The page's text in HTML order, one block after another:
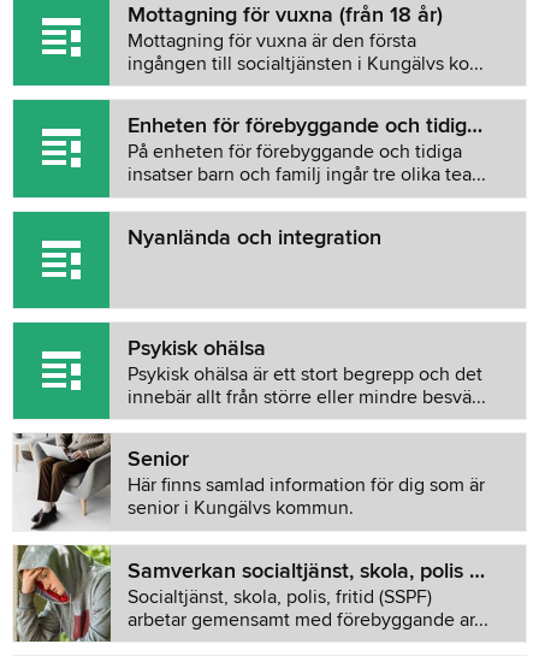
Mottagning för vuxna (från 18 år)
Mottagning för vuxna är den första
ingången till socialtjänsten i Kungälvs ko...
Enheten för förebyggande och tidiga insatser barn och familj
På enheten för förebyggande och tidiga
insatser barn och familj ingår tre olika tea...
Nyanlända och integration
Psykisk ohälsa
Psykisk ohälsa är ett stort begrepp och det
innebär allt från större eller mindre besvä...
Senior
Här finns samlad information för dig som är
senior i Kungälvs kommun.
Samverkan socialtjänst, skola, polis och fritid - SSPF
Socialtjänst, skola, polis, fritid (SSPF)
arbetar gemensamt med förebyggande ar...